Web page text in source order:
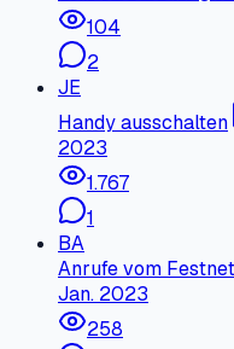
104
2
JE
Handy ausschalten
2023
1.767
1
BA
Anrufe vom
Jan. 2023
258